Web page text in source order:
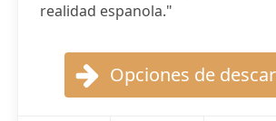
realidad espanola."
Opciones de